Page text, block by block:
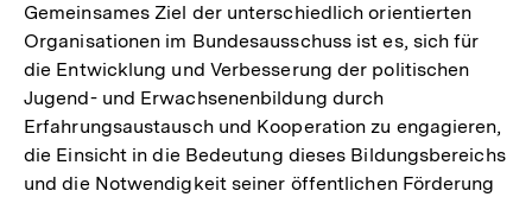
Gemeinsames Ziel der unterschiedlich orientierten
Organisationen im Bundesausschuss ist es, sich für
die Entwicklung und Verbesserung der politischen
Jugend- und Erwachsenenbildung durch
Erfahrungsaustausch und Kooperation zu engagieren,
die Einsicht in die Bedeutung dieses Bildungsbereichs
und die Notwendigkeit seiner öffentlichen Förderung